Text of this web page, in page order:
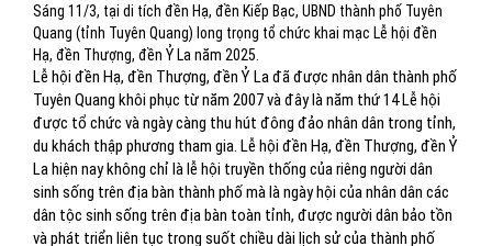
Sáng 11/3, tại di tích đền Hạ, đền Kiếp Bạc, UBND thành phố Tuyên
Quang (tỉnh Tuyên Quang) long trọng tổ chức khai mạc Lễ hội đền
Hạ, đền Thượng, đền Ỷ La năm 2025.
Lễ hội đền Hạ, đền Thượng, đền Ỷ La đã được nhân dân thành phố
Tuyên Quang khôi phục từ năm 2007 và đây là năm thứ 14 Lễ hội
được tổ chức và ngày càng thu hút đông đảo nhân dân trong tỉnh,
du khách thập phương tham gia. Lễ hội đền Hạ, đền Thượng, đền Ỷ
La hiện nay không chỉ là lễ hội truyền thống của riêng người dân
sinh sống trên địa bàn thành phố mà là ngày hội của nhân dân các
dân tộc sinh sống trên địa bàn toàn tỉnh, được người dân bảo tồn
và phát triển liên tục trong suốt chiều dài lịch sử của thành phố